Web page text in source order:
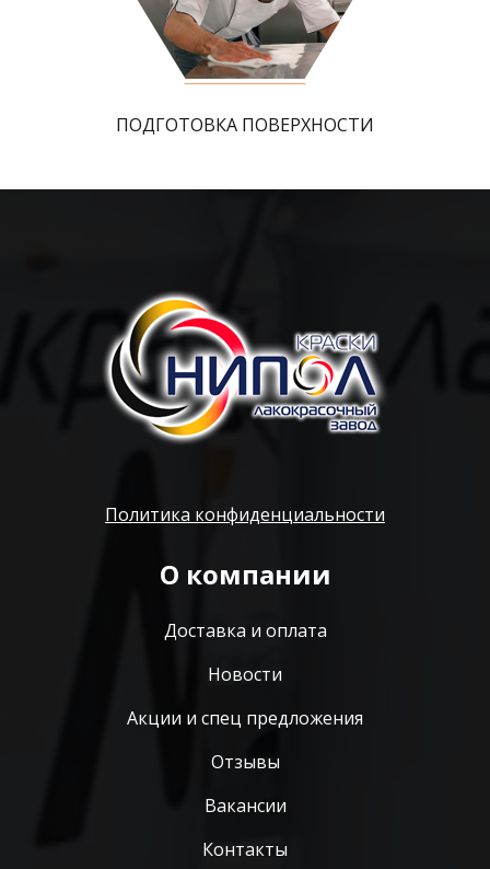
ПОДГОТОВКА ПОВЕРХНОСТИ
Политика конфиденциальности
О компании
Доставка и оплата
Новости
Акции и спец предложения
Отзывы
Вакансии
Контакты